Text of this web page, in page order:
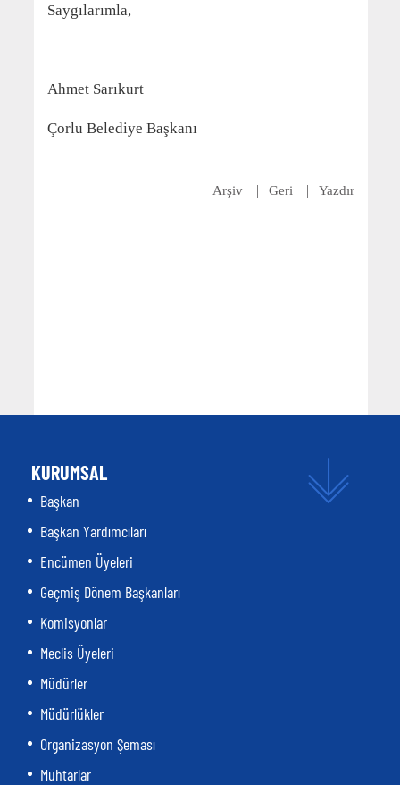
Saygılarımla,
Ahmet Sarıkurt
Çorlu Belediye Başkanı
Arşiv Geri Yazdır
KURUMSAL
Başkan
Başkan Yardımcıları
Encümen Üyeleri
Geçmiş Dönem Başkanları
Komisyonlar
Meclis Üyeleri
Müdürler
Müdürlükler
Organizasyon Şeması
Muhtarlar